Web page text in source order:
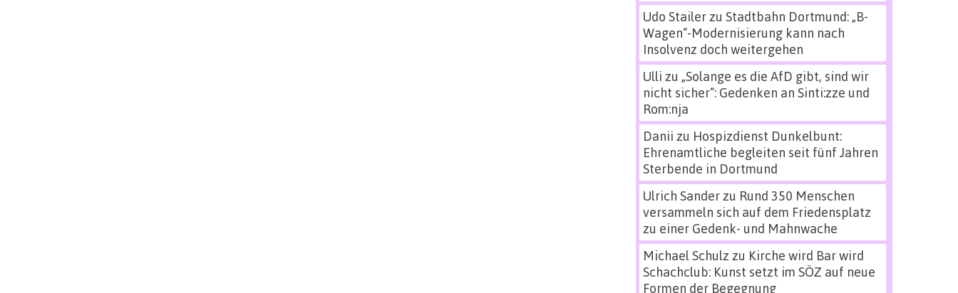
Udo Stailerzu Stadtbahn Dortmund: „B-
Wagen“-Modernisierung kann nach
Insolvenz doch weitergehen
Ulli zu „Solange es die AfD gibt, sind wir
nicht sicher“: Gedenken an Sinti:zze und
Rom:nja
Danii zu Hospizdienst Dunkelbunt:
Ehrenamtliche begleiten seit fünf Jahren
Sterbende in Dortmund
Ulrich Sanderzu Rund 350 Menschen
versammeln sich auf dem Friedensplatz
zu einer Gedenk- und Mahnwache
Michael Schulz zu Kirche wird Bar wird
Schachclub: Kunst setzt im SÖZ auf neue
Formen der Begegnung